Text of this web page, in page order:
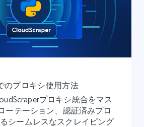
のプロキシ使用方法
プロキシ統合をマス
ーテーション、認証済みプロ
シームレスなスクレイピング